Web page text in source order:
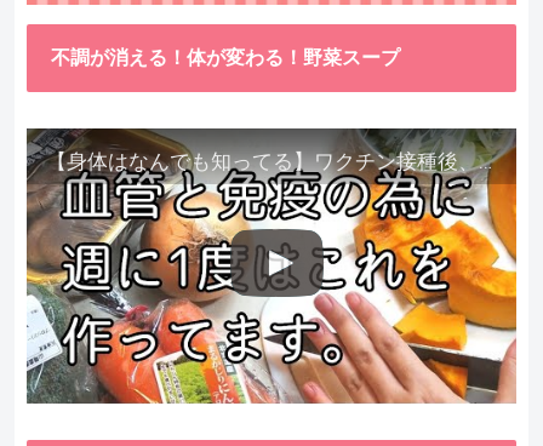
不調が消える！体が変わる！野菜スープ
【身体はなんでも知ってる】ワクチン接種後、異常に食べたくなった野菜が細胞回復に貢献してくれました。